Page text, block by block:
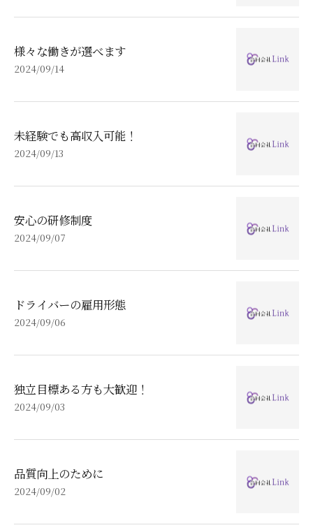
様々な働きが選べます
2024/09/14
未経験でも高収入可能！
2024/09/13
安心の研修制度
2024/09/07
ドライバーの雇用形態
2024/09/06
独立目標ある方も大歓迎！
2024/09/03
品質向上のために
2024/09/02